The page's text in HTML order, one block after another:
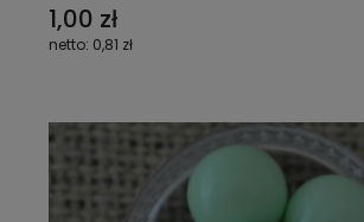
1,00 zł
0,81 zł